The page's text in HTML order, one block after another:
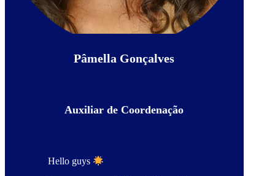
Pâmella Gonçalves
Auxiliar de Coordenação
Hello guys